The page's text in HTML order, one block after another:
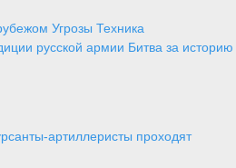
Угрозы Техника
русской армии Битва за историю
артиллеристы проходят